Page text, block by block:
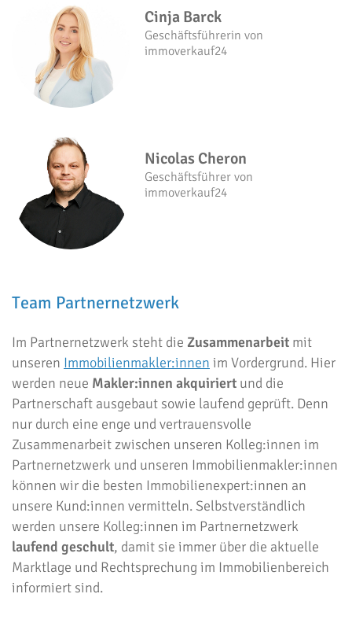
Cinja Barck
Geschäftsführerin von
immoverkauf24
Nicolas Cheron
Geschäftsführer von
immoverkauf24
Team Partnernetzwerk
Im Partnernetzwerk steht die Zusammenarbeit mit
unseren Immobilienmakler:innen im Vordergrund. Hier
werden neue Makler:innen akquiriert und die
Partnerschaft ausgebaut sowie laufend geprüft. Denn
nur durch eine enge und vertrauensvolle
Zusammenarbeit zwischen unseren Kolleg:innen im
Partnernetzwerk und unseren Immobilienmakler:innen
können wir die besten Immobilienexpert:innen an
unsere Kund:innen vermitteln. Selbstverständlich
werden unsere Kolleg:innen im Partnernetzwerk
laufend geschult, damit sie immer über die aktuelle
Marktlage und Rechtsprechung im Immobilienbereich
informiert sind.